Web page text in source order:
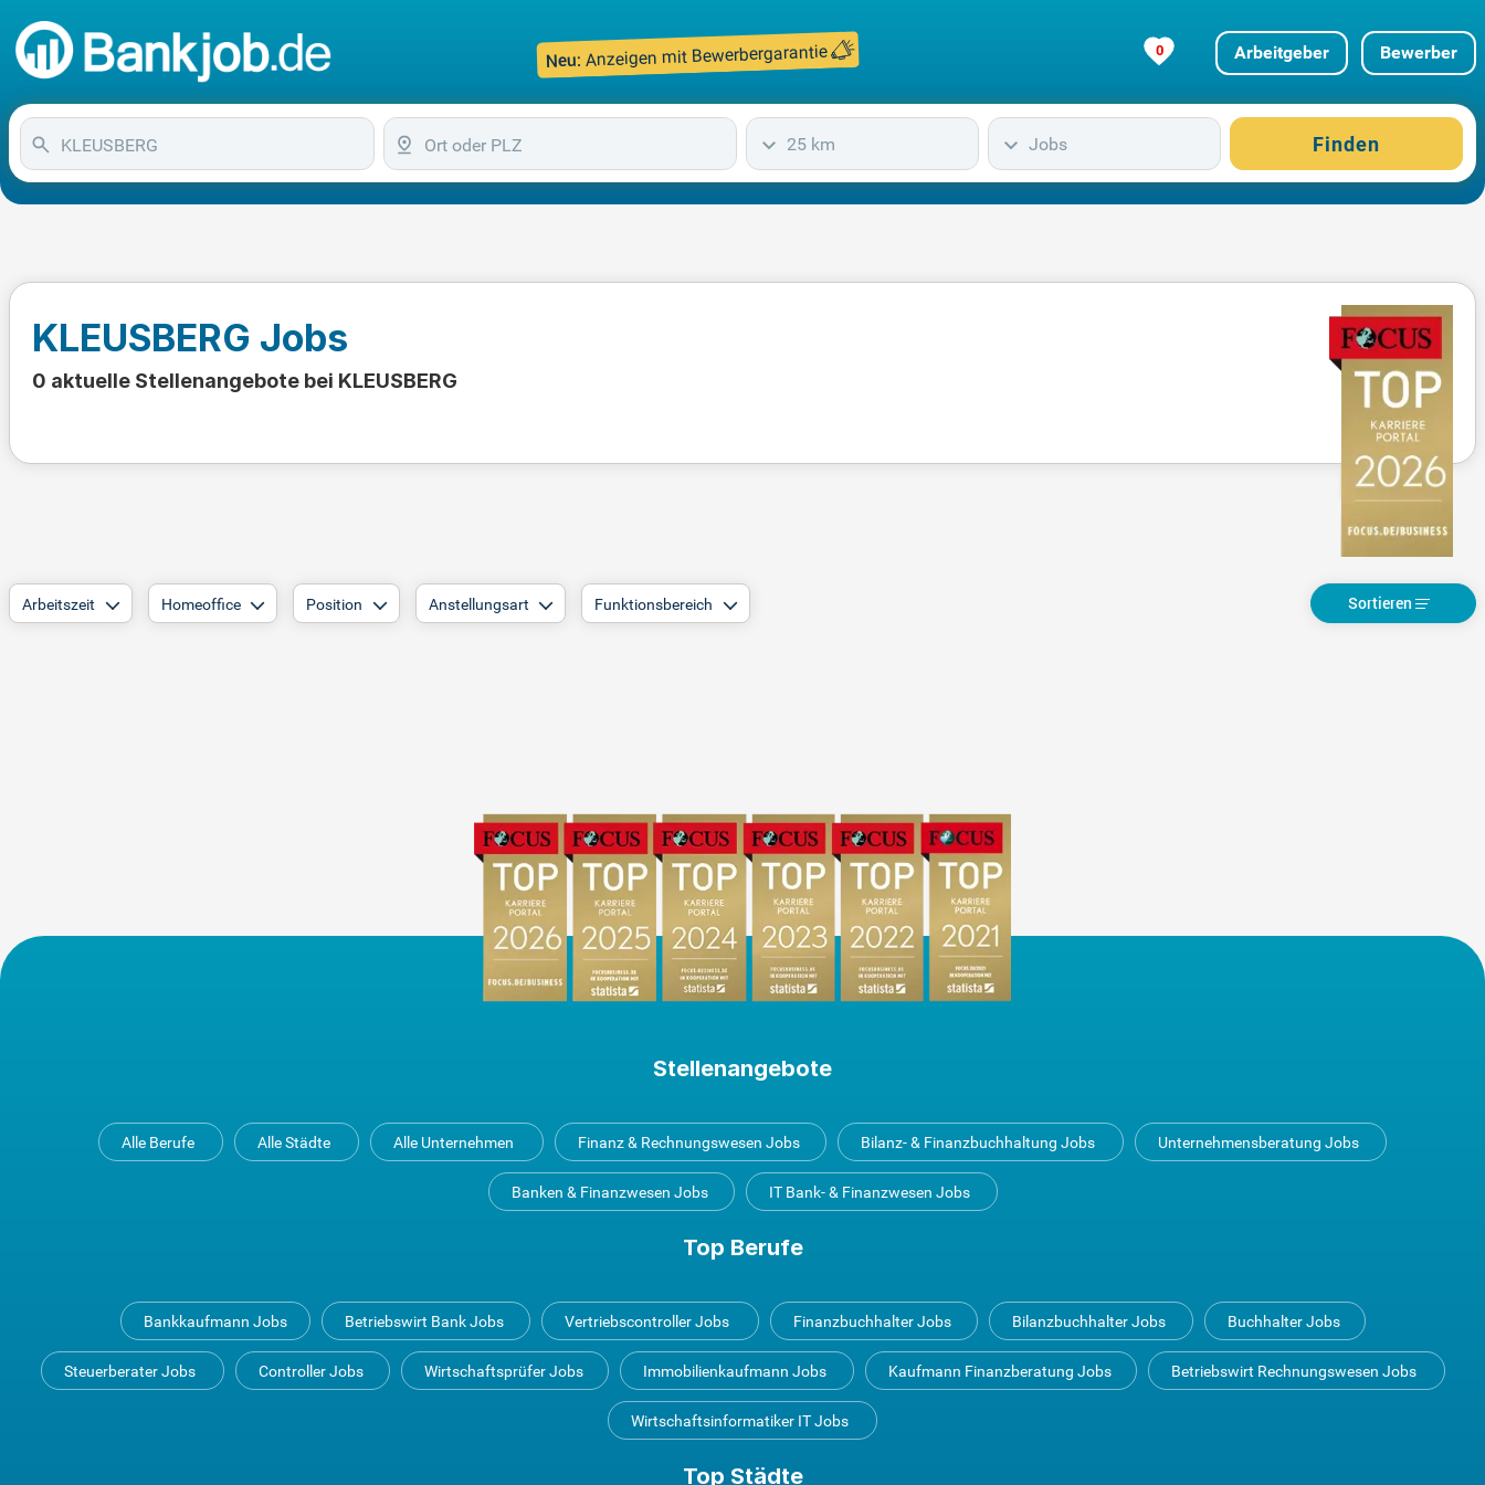
Neu: Anzeigen mit Bewerbergarantie 0 Arbeitgeber Bewerber
25 km Jobs Finden
KLEUSBERG Jobs
0 aktuelle Stellenangebote bei KLEUSBERG
Arbeitszeit Homeoffice Position Anstellungsart Funktionsbereich Sortieren
Stellenangebote
Alle Berufe Alle Städte Alle Unternehmen Finanz & Rechnungswesen Jobs Bilanz- & Finanzbuchhaltung Jobs Unternehmensberatung Jobs
Banken & Finanzwesen Jobs IT Bank- & Finanzwesen Jobs
Top Berufe
Bankkaufmann Jobs Betriebswirt Bank Jobs Vertriebscontroller Jobs Finanzbuchhalter Jobs Bilanzbuchhalter Jobs Buchhalter Jobs
Steuerberater Jobs Controller Jobs Wirtschaftsprüfer Jobs Immobilienkaufmann Jobs Kaufmann Finanzberatung Jobs Betriebswirt Rechnungswesen Jobs
Wirtschaftsinformatiker IT Jobs
Top Städte